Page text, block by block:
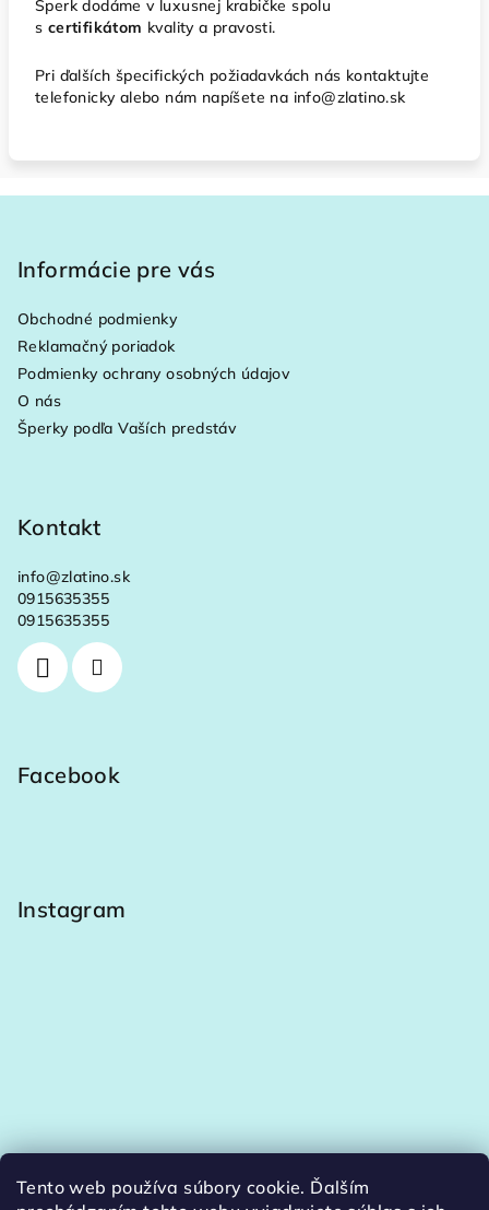
Tento web používa súbory cookie. Ďalším
Šperk dodáme v luxusnej krabičke spolu
s certifikátom kvality a pravosti.
Pri ďalších špecifických požiadavkách nás kontaktujte
telefonicky alebo nám napíšete na info@zlatino.sk
Informácie pre vás
Obchodné podmienky
Reklamačný poriadok
Podmienky ochrany osobných údajov
O nás
Šperky podľa Vaších predstáv
Kontakt
info@zlatino.sk
0915635355
0915635355
Facebook
Instagram
Sledovať na Instagrame